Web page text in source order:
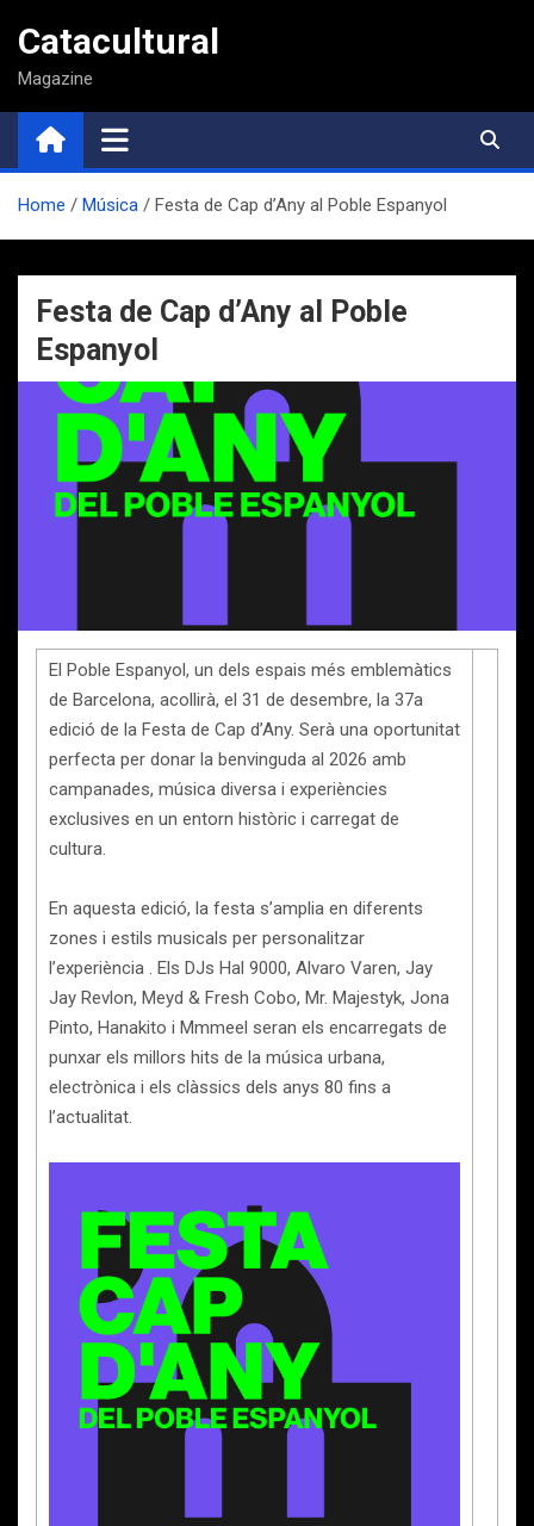
contenido
Catacultural
Magazine
Home Música Festa de Cap d’Any al Poble Espanyol
Festa de Cap d’Any al Poble
Espanyol
El Poble Espanyol, un dels espais més emblemàtics
de Barcelona, acollirà, el 31 de desembre, la 37a
edició de la Festa de Cap d’Any. Serà una oportunitat
perfecta per donar la benvinguda al 2026 amb
campanades, música diversa i experiències
exclusives en un entorn històric i carregat de
cultura.
En aquesta edició, la festa s’amplia en diferents
zones i estils musicals per personalitzar
l’experiència . Els DJs Hal 9000, Alvaro Varen, Jay
Jay Revlon, Meyd & Fresh Cobo, Mr. Majestyk, Jona
Pinto, Hanakito i Mmmeel seran els encarregats de
punxar els millors hits de la música urbana,
electrònica i els clàssics dels anys 80 fins a
l’actualitat.